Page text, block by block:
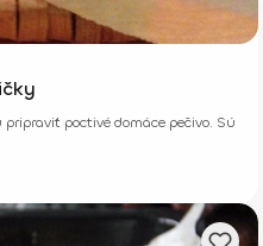
poctivé domáce pečivo. Sú